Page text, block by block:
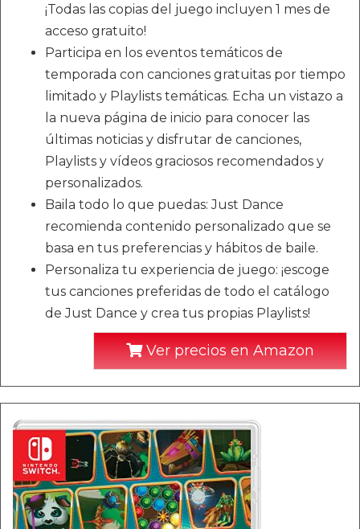
¡Todas las copias del juego incluyen 1 mes de
acceso gratuito!
Participa en los eventos temáticos de
temporada con canciones gratuitas por tiempo
limitado y Playlists temáticas. Echa un vistazo a
la nueva página de inicio para conocer las
últimas noticias y disfrutar de canciones,
Playlists y vídeos graciosos recomendados y
personalizados.
Baila todo lo que puedas: Just Dance
recomienda contenido personalizado que se
basa en tus preferencias y hábitos de baile.
Personaliza tu experiencia de juego: ¡escoge
tus canciones preferidas de todo el catálogo
de Just Dance y crea tus propias Playlists!
Ver precios en Amazon